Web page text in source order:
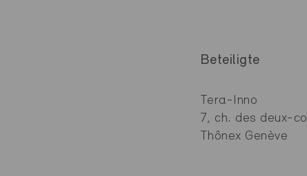
Beteiligte
Tera-Inno
7, ch. des deux-
Thônex Genève